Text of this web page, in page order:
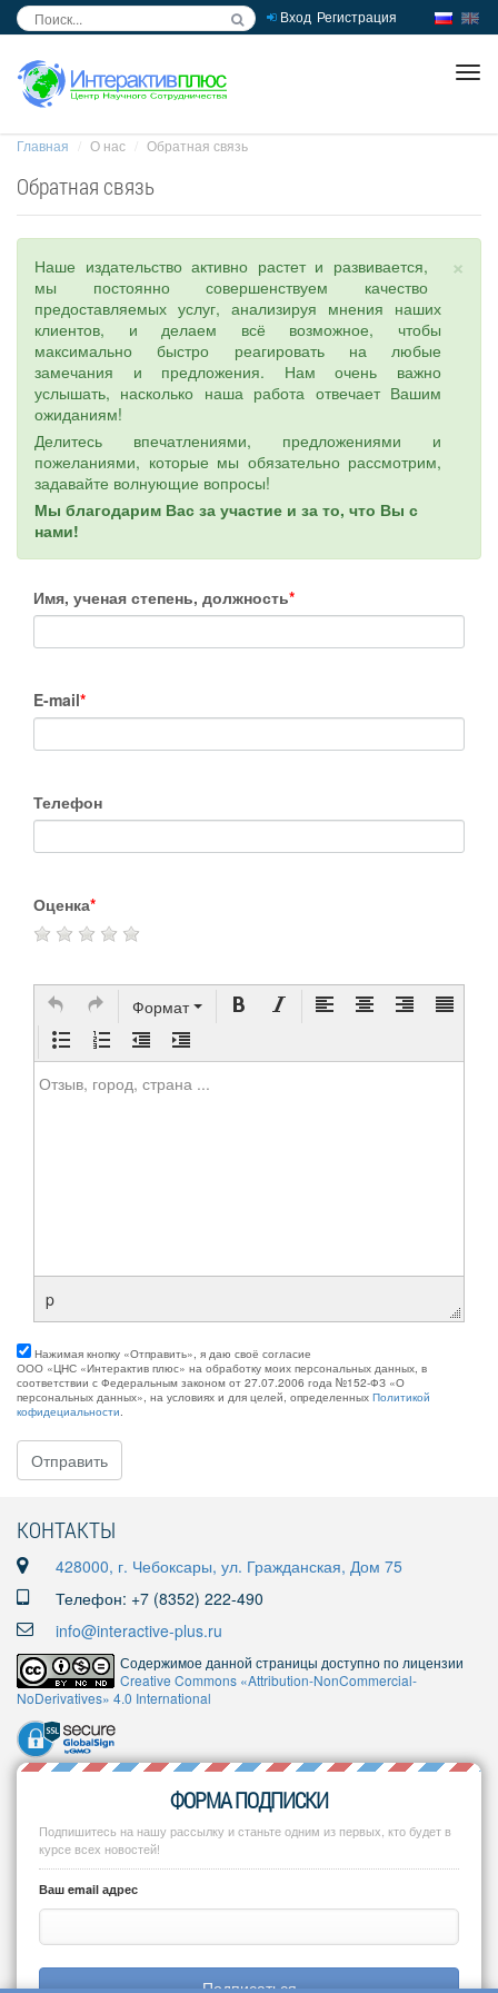
Вход Регистрация
Главная О нас Обратная связь
Обратная связь
×
Наше издательство активно растет и развивается,
мы постоянно совершенствуем качество
предоставляемых услуг, анализируя мнения наших
клиентов, и делаем всё возможное, чтобы
максимально быстро реагировать на любые
замечания и предложения. Нам очень важно
услышать, насколько наша работа отвечает Вашим
ожиданиям!
Делитесь впечатлениями, предложениями и
пожеланиями, которые мы обязательно рассмотрим,
задавайте волнующие вопросы!
Мы благодарим Вас за участие и за то, что Вы с
нами!
Имя, ученая степень, должность*
E-mail*
Телефон
Оценка*
Формат
Отзыв, город, страна ...
p
Нажимая кнопку «Отправить», я даю своё согласие
ООО «ЦНС «Интерактив плюс» на обработку моих персональных данных, в
соответствии с Федеральным законом от 27.07.2006 года №152-ФЗ «О
персональных данных», на условиях и для целей, определенных Политикой
кофидециальности.
Отправить
КОНТАКТЫ
428000, г. Чебоксары, ул. Гражданская, Дом 75
Телефон: +7 (8352) 222-490
info@interactive-plus.ru
Содержимое данной страницы доступно по лицензии
Creative Commons «Attribution-NonCommercial-
NoDerivatives» 4.0 International
ФОРМА ПОДПИСКИ
Подпишитесь на нашу рассылку и станьте одним из первых, кто будет в
курсе всех новостей!
Ваш email адрес
Подписаться